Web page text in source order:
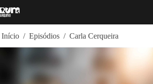
para
Início / Episódios / Carla Cerqueira